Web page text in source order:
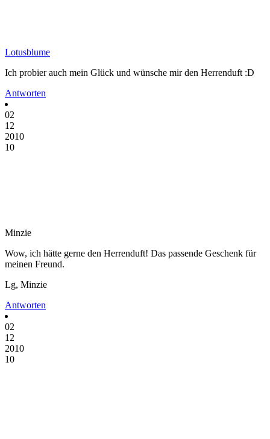
Lotusblume
Ich probier auch mein Glück und wünsche mir den Herrenduft :D
Antworten
02
12
2010
10
Minzie
Wow, ich hätte gerne den Herrenduft! Das passende Geschenk für
meinen Freund.
Lg, Minzie
Antworten
02
12
2010
10